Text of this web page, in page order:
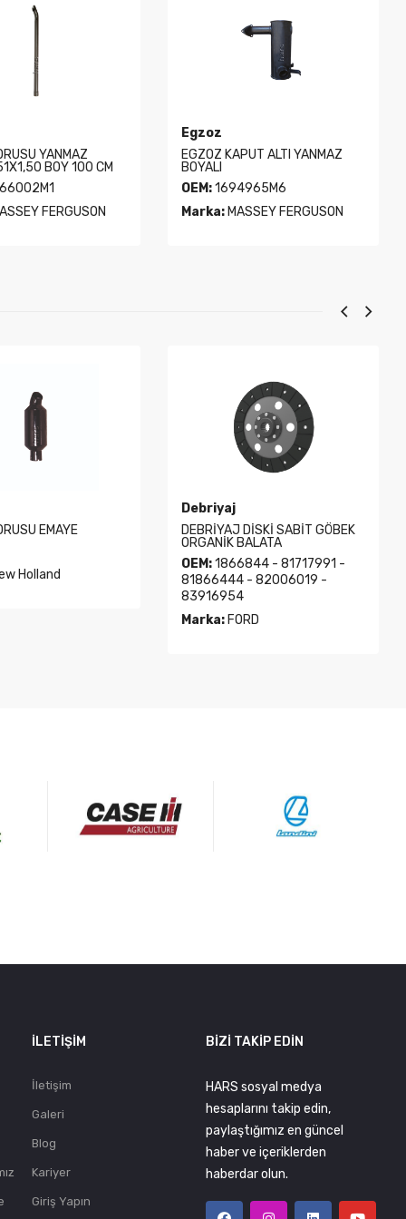
YANMAZ
BOY 100 CM
FERGUSON
Egzoz
EGZOZ KAPUT ALTI YANMAZ
BOYALI
OEM:1694965M6
Marka: MASSEY FERGUSON
EMAYE
Holland
Debriyaj
DEBRİYAJ DİSKİ SABİT GÖBEK
ORGANİK BALATA
OEM:1866844 - 81717991 -
81866444 - 82006019 -
83916954
Marka: FORD
İLETIŞIM
İletişim
Galeri
Blog
Kariyer
Giriş Yapın
BIZI TAKIP EDIN
HARS sosyal medya
hesaplarını takip edin,
paylaştığımız en güncel
haber ve içeriklerden
haberdar olun.